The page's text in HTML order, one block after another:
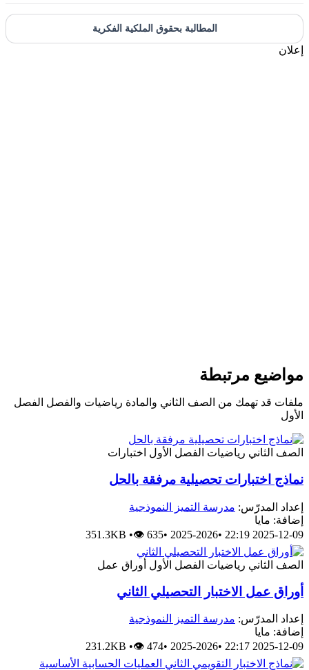
المطالبة بحقوق الملكية الفكرية
إعلان
مواضيع مرتبطة
ملفات قد تهمك من الصف الثاني والمادة رياضيات والفصل الفصل
الأول
الصف الثاني رياضيات الفصل الأول اختبارات
نماذج اختبارات تحصيلية مرفقة بالحل
إعداد المدرّس: مدرسة التميز النموذجية
إضافة: مايا
2025-12-09 22:19
•
2025-2026
•
351.3KB •👁 635
الصف الثاني رياضيات الفصل الأول أوراق عمل
أوراق عمل الاختبار التحصيلي الثاني
إعداد المدرّس: مدرسة التميز النموذجية
إضافة: مايا
2025-12-09 22:17
•
2025-2026
•
231.2KB •👁 474